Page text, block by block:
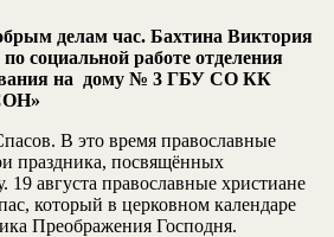
делам час. Бахтина Виктория
социальной работе отделения
на дому № 3 ГБУ СО КК
В это время православные
праздника, посвящённых
августа православные христиане
который в церковном календаре
Преображения Господня.